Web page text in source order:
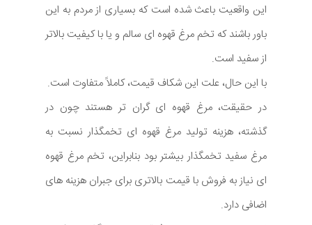
این واقعیت باعث شده است که بسیاری از مردم به این
باور باشند که تخم مرغ قهوه ای سالم و یا با کیفیت بالاتر
از سفید است.
با این حال، علت این شکاف قیمت، کاملاً متفاوت است.
در حقیقت، مرغ قهوه ای گران تر هستند چون در
گذشته، هزینه تولید مرغ قهوه ای تخمگذار نسبت به
مرغ سفید تخمگذار بیشتر بود بنابراین، تخم مرغ قهوه
ای نیاز به فروش با قیمت بالاتری برای جبران هزینه های
اضافی دارد.